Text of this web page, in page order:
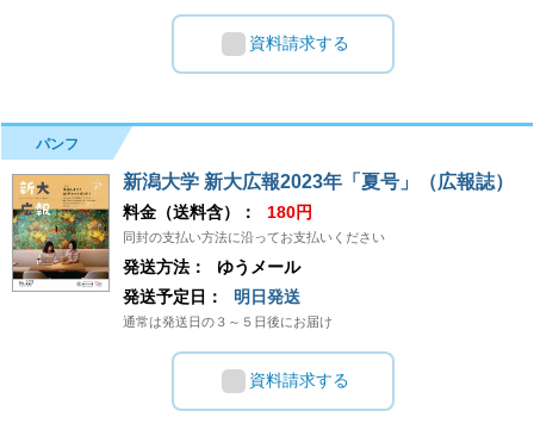
資料請求する
パンフ
新潟大学 新大広報2023年「夏号」（広報誌）
料金（送料含）： 180円
同封の支払い方法に沿ってお支払いください
発送方法：
ゆうメール
発送予定日：
明日発送
通常は発送日の３～５日後にお届け
資料請求する